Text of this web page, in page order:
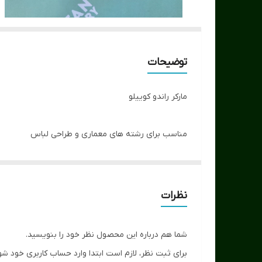
توضیحات
مارکر راندو کوییلو
مناسب برای رشته های معماری و طراحی لباس
طیف 163 رنگ
نظرات
شما هم درباره این محصول نظر خود را بنویسید.
برای ثبت نظر، لازم است ابتدا وارد حساب کاربری خود